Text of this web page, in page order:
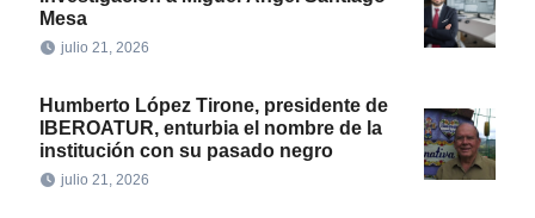
Mesa
julio 21, 2026
Humberto López Tirone, presidente de
IBEROATUR, enturbia el nombre de la
institución con su pasado negro
julio 21, 2026